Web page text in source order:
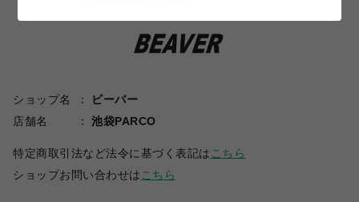
ショップ名
ビーバー
店舗名
池袋PARCO
特定商取引法など法令に基づく表記は こちら
ショップお問い合わせは こちら